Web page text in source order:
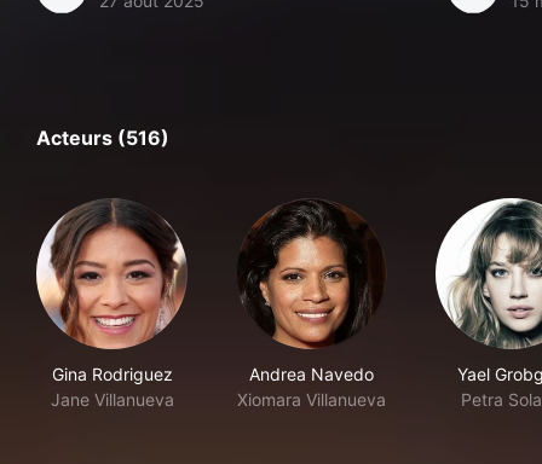
Acteurs (516)
Gina Rodriguez
Jane Villanueva
Andrea Navedo
Xiomara Villanueva
Yael
Petra